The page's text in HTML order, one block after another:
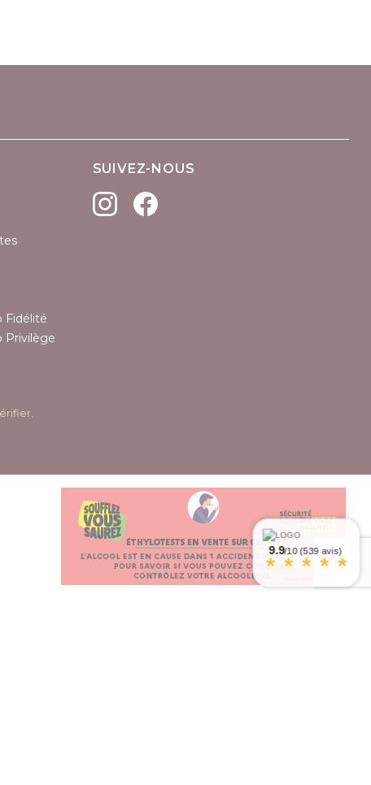
Fidélité
Privilège
SUIVEZ-NOUS
.
9.9/10 (539 avis)
* * * * *